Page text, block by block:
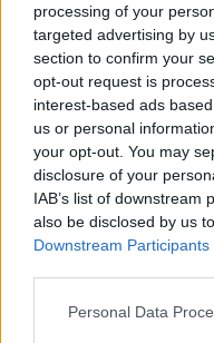
processing of your
targeted advertising by
section to confirm your
opt-out request is
interest-based ads
us or personal
your opt-out. You may
disclosure of your
IAB’s list of downstream
also be disclosed by us
Downstream Participants
Please note that this
Personal Data
Egy kiolajozott
tésztát. Kívülről
zöldségeket úgy,
és rakjuk őket
egymást. Így
kívülről befelé
Amikor készen
szószt. Keverjük
sajtot, a
aprított
mindenképp